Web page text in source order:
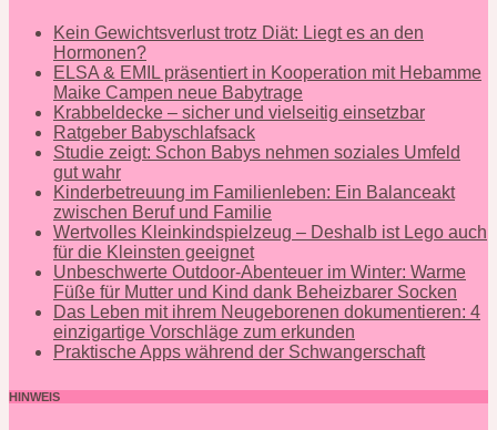
Kein Gewichtsverlust trotz Diät: Liegt es an den
Hormonen?
ELSA & EMIL präsentiert in Kooperation mit Hebamme
Maike Campen neue Babytrage
Krabbeldecke – sicher und vielseitig einsetzbar
Ratgeber Babyschlafsack
Studie zeigt: Schon Babys nehmen soziales Umfeld
gut wahr
Kinderbetreuung im Familienleben: Ein Balanceakt
zwischen Beruf und Familie
Wertvolles Kleinkindspielzeug – Deshalb ist Lego auch
für die Kleinsten geeignet
Unbeschwerte Outdoor-Abenteuer im Winter: Warme
Füße für Mutter und Kind dank Beheizbarer Socken
Das Leben mit ihrem Neugeborenen dokumentieren: 4
einzigartige Vorschläge zum erkunden
Praktische Apps während der Schwangerschaft
HINWEIS